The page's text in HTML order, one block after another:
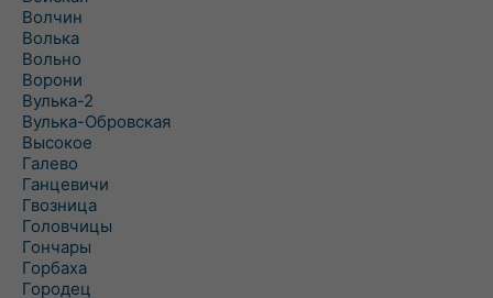
Волчин
Волька
Вольно
Ворони
Вулька-2
Вулька-Обровская
Высокое
Галево
Ганцевичи
Гвозница
Головчицы
Гончары
Горбаха
Городец